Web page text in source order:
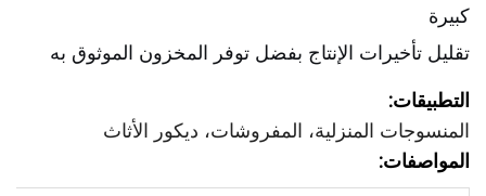
كبيرة
تقليل تأخيرات الإنتاج بفضل توفر المخزون الموثوق به
التطبيقات:
المنسوجات المنزلية، المفروشات، ديكور الأثاث
المواصفات: